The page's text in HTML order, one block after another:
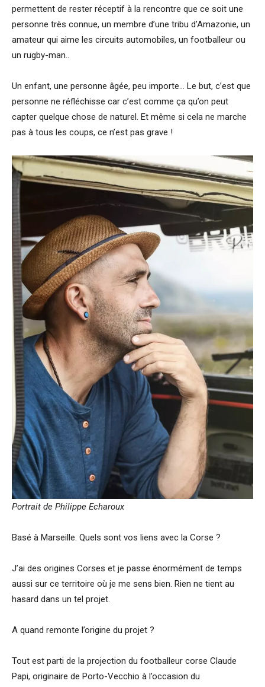
permettent de rester réceptif à la rencontre que ce soit une
personne très connue, un membre d’une tribu d’Amazonie, un
amateur qui aime les circuits automobiles, un footballeur ou
un rugby-man..
Un enfant, une personne âgée, peu importe… Le but, c’est que
personne ne réfléchisse car c’est comme ça qu’on peut
capter quelque chose de naturel. Et même si cela ne marche
pas à tous les coups, ce n’est pas grave !
Portrait de Philippe Echaroux
Basé à Marseille. Quels sont vos liens avec la Corse ?
J’ai des origines Corses et je passe énormément de temps
aussi sur ce territoire où je me sens bien. Rien ne tient au
hasard dans un tel projet.
A quand remonte l’origine du projet ?
Tout est parti de la projection du footballeur corse Claude
Papi, originaire de Porto-Vecchio à l’occasion du